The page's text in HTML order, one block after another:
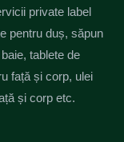
private label
pentru duș, săpun
tablete de
față și corp, ulei
și corp etc.